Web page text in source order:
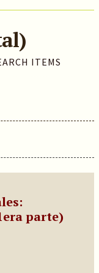
ITEMS
parte)